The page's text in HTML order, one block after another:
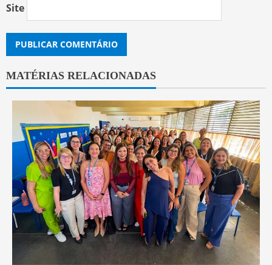
Site
MATÉRIAS RELACIONADAS